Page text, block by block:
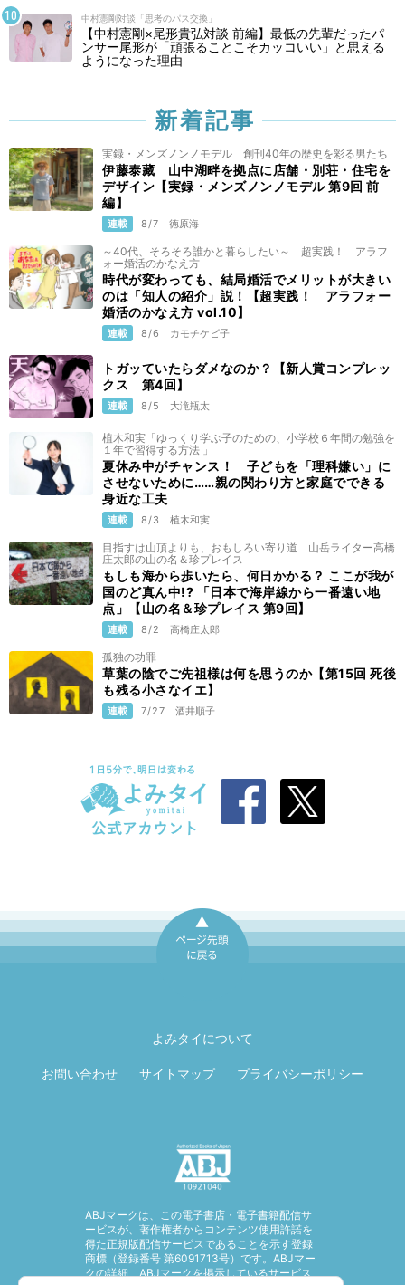
中村憲剛対談「思考のパス交換」
【中村憲剛×尾形貴弘対談 前編】最低の先輩だったパ
ンサー尾形が「頑張ることこそカッコいい」と思える
ようになった理由
新着記事
実録・メンズノンノモデル 創刊40年の歴史を彩る男たち
伊藤泰藏 山中湖畔を拠点に店舗・別荘・住宅を
デザイン【実録・メンズノンノモデル 第9回 前
編】
連載 8/7 徳原海
～40代、そろそろ誰かと暮らしたい～ 超実践！ アラフ
ォー婚活のかなえ方
時代が変わっても、結局婚活でメリットが大きい
のは「知人の紹介」説！【超実践！ アラフォー
婚活のかなえ方 vol.10】
連載 8/6 カモチケビ子
トガッていたらダメなのか？【新人賞コンプレッ
クス 第4回】
連載 8/5 大滝瓶太
植木和実「ゆっくり学ぶ子のための、小学校６年間の勉強を
１年で習得する方法 」
夏休み中がチャンス！ 子どもを「理科嫌い」に
させないために……親の関わり方と家庭でできる
身近な工夫
連載 8/3 植木和実
目指すは山頂よりも、おもしろい寄り道 山岳ライター高橋
庄太郎の山の名＆珍プレイス
もしも海から歩いたら、何日かかる？ ここが我が
国のど真ん中!? 「日本で海岸線から一番遠い地
点」【山の名＆珍プレイス 第9回】
連載 8/2 高橋庄太郎
孤独の功罪
草葉の陰でご先祖様は何を思うのか【第15回 死後
も残る小さなイエ】
連載 7/27 酒井順子
よみタイについて
お問い合わせ サイトマップ プライバシーポリシー
ABJマークは、この電子書店・電子書籍配信サ
ービスが、著作権者からコンテンツ使用許諾を
得た正規版配信サービスであることを示す登録
商標（登録番号 第6091713号）です。ABJマー
クの詳細、ABJマークを掲示しているサービス